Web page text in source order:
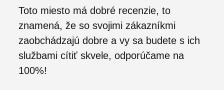
Toto miesto má dobré recenzie, to
znamená, že so svojimi zákazníkmi
zaobchádzajú dobre a vy sa budete s ich
službami cítiť skvele, odporúčame na
100%!